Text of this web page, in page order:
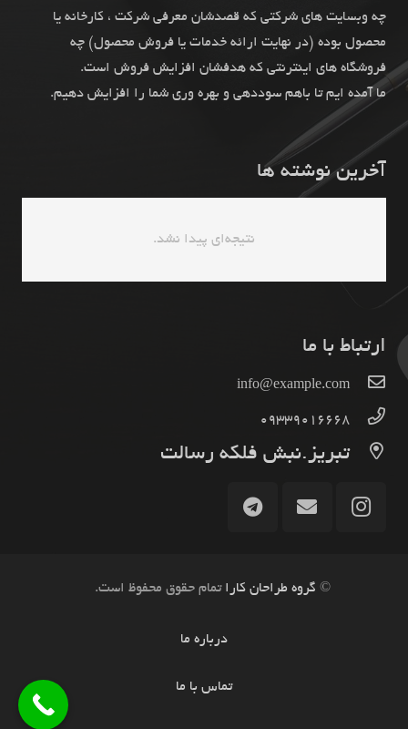
چه وبسایت های شرکتی که قصدشان معرفی شرکت ، کارخانه یا
محصول بوده (در نهایت ارائه خدمات یا فروش محصول) چه
فروشگاه های اینترنتی که هدفشان افزایش فروش است.
ما آمده ایم تا باهم سوددهی و بهره وری شما را افزایش دهیم.
آخرین نوشته ها
نتیجه‌ای پیدا نشد.
ارتباط با ما
info@example.com
09339016668
تبریز.نبش فلکه رسالت
© گروه طراحان کارا تمام حقوق محفوظ است.
درباره ما
تماس با ما